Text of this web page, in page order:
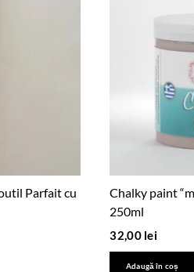
Parfait cu
Chalky paint
250ml
32,00 lei
Adaugă în coș